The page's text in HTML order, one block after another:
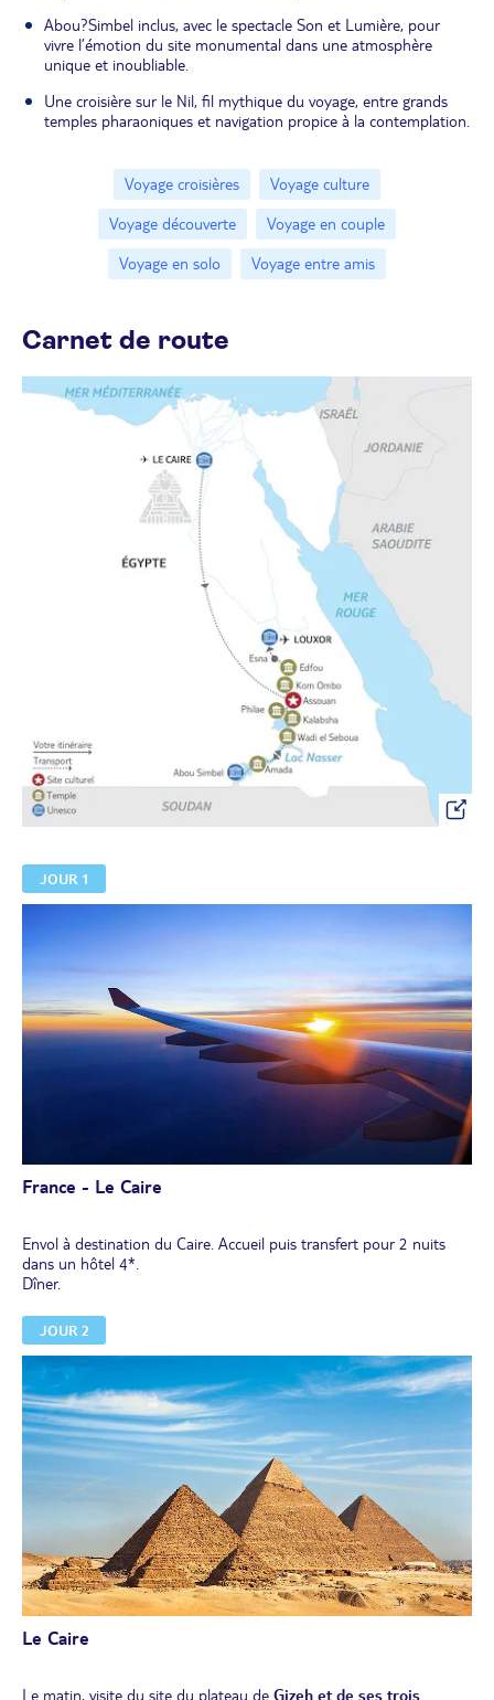
Abou?Simbel inclus, avec le spectacle Son et Lumière, pour
vivre l’émotion du site monumental dans une atmosphère
unique et inoubliable.
Une croisière sur le Nil, fil mythique du voyage, entre grands
temples pharaoniques et navigation propice à la contemplation.
Voyage croisières
Voyage culture
Voyage découverte
Voyage en couple
Voyage en solo
Voyage entre amis
Carnet de route
JOUR 1
France - Le Caire
Envol à destination du Caire. Accueil puis transfert pour 2 nuits
dans un hôtel 4*.
Dîner.
JOUR 2
Le Caire